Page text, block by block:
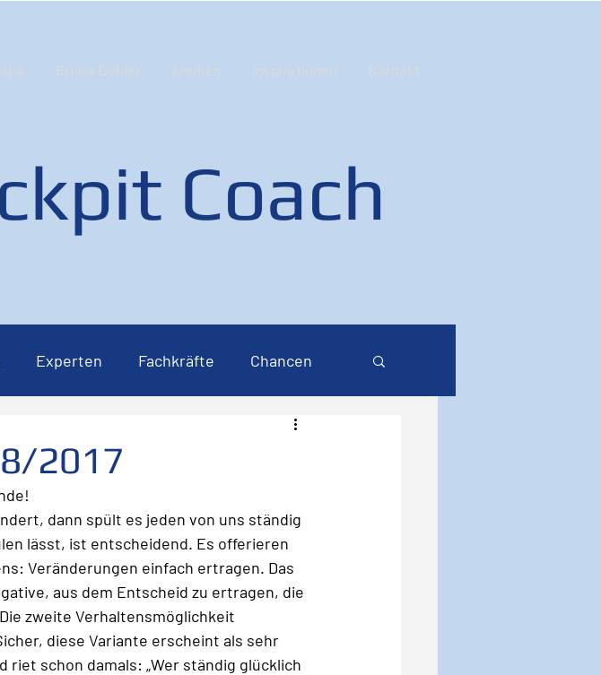
Bruno Dobler Medien Inspirationen Kontakt
Coach
Experten Fachkräfte Chancen
Abheben
Change
2017
dann spült es jeden von uns ständig
lässt, ist entscheidend. Es offerieren
Veränderungen einfach ertragen. Das
aus dem Entscheid zu ertragen, die
zweite Verhaltensmöglichkeit
diese Variante erscheint als sehr
schon damals: „Wer ständig glücklich